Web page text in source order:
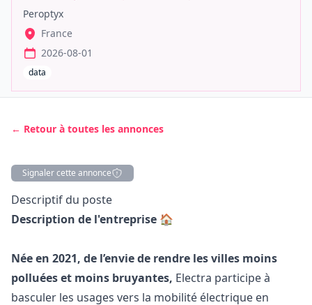
Peroptyx
France
2026-08-01
data
← Retour à toutes les annonces
Signaler cette annonce
Description
Descriptif du poste
Description de l'entreprise 🏠
Née en 2021, de l’envie de rendre les villes moins
polluées et moins bruyantes, Electra participe à
basculer les usages vers la mobilité électrique en